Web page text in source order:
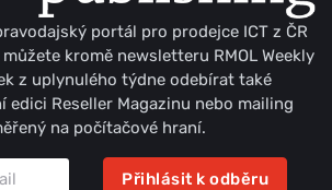
portál pro prodejce ICT z ČR
můžete kromě newsletteru RMOL Weekly
z uplynulého týdne odebírat také
Reseller Magazinu nebo mailing
na počítačové hraní.
Přihlásit k odběru